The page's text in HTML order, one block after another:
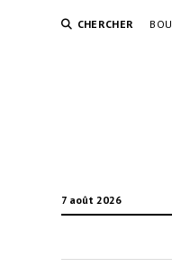
CHERCHER
7 août 2026